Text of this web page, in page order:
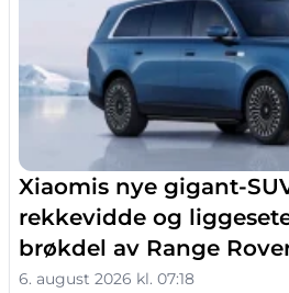
Xiaomis nye gigant-
rekkevidde og
brøkdel av Range
6. august 2026 kl. 07:18